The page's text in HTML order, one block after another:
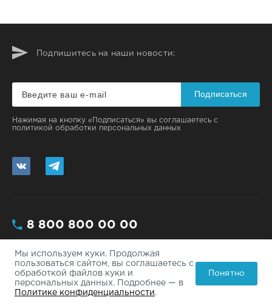
Подпишитесь на наши новости:
Подписаться
Нажимая на кнопку «Подписаться» вы соглашаетесь с
политикой обработки персональных данных
8 800 800 00 00
Москва, ул. Большая, 112/3 - 200
info@site.ru
Мы используем куки. Продолжая
пользоваться сайтом, вы соглашаетесь с
обработкой файлов куки и
персональных данных. Подробнее — в
Политике конфиденциальности.
Понятно